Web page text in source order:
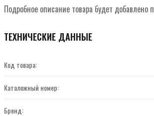
Подробное описание товара будет добавлено
ТЕХНИЧЕСКИЕ ДАННЫЕ
Код товара:
Каталожный номер:
Бренд: